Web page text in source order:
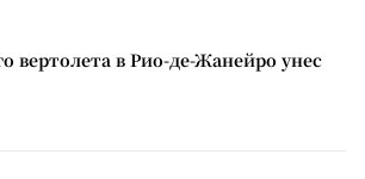
вертолета в Рио-де-Жанейро унес